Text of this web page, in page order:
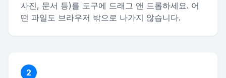
사진, 문서 등)를 도구에 드래그 앤 드롭하세요. 어
떤 파일도 브라우저 밖으로 나가지 않습니다.
2